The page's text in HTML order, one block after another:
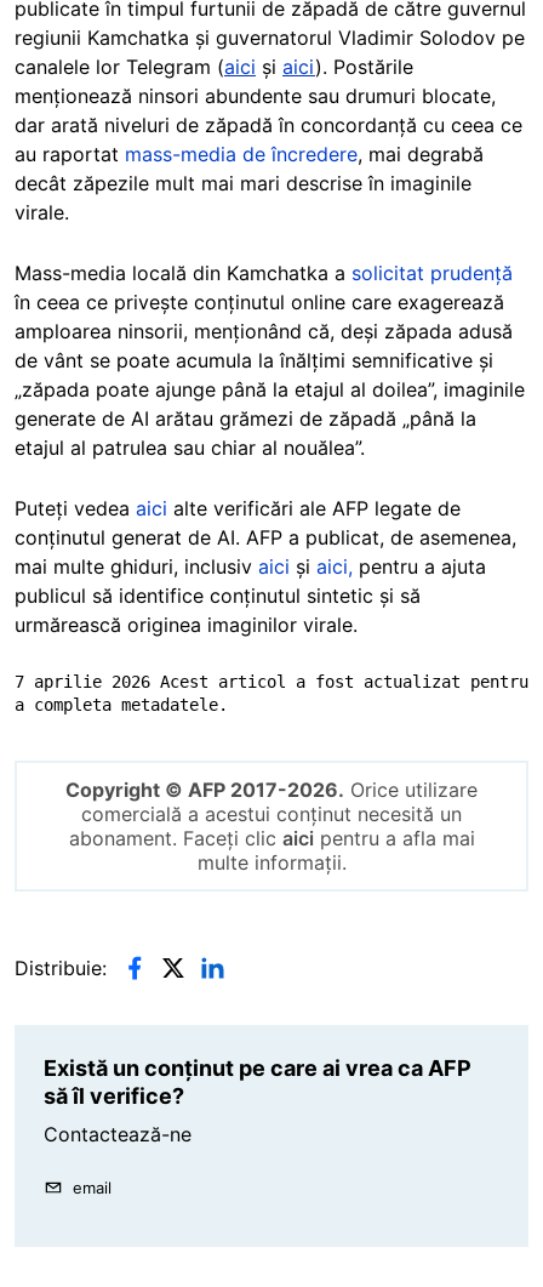
publicate în timpul furtunii de zăpadă de către guvernul
regiunii Kamchatka și guvernatorul Vladimir Solodov pe
canalele lor Telegram (aici și aici). Postările
menționează ninsori abundente sau drumuri blocate,
dar arată niveluri de zăpadă în concordanță cu ceea ce
au raportat mass-media de încredere, mai degrabă
decât zăpezile mult mai mari descrise în imaginile
virale.
Mass-media locală din Kamchatka a solicitat prudență
în ceea ce privește conținutul online care exagerează
amploarea ninsorii, menționând că, deși zăpada adusă
de vânt se poate acumula la înălțimi semnificative și
„zăpada poate ajunge până la etajul al doilea”, imaginile
generate de AI arătau grămezi de zăpadă „până la
etajul al patrulea sau chiar al nouălea”.
Puteți vedea aici alte verificări ale AFP legate de
conținutul generat de AI. AFP a publicat, de asemenea,
mai multe ghiduri, inclusiv aici și aici, pentru a ajuta
publicul să identifice conținutul sintetic și să
urmărească originea imaginilor virale.
7 aprilie 2026 Acest articol a fost actualizat pentru
a completa metadatele.
Copyright © AFP 2017-2026. Orice utilizare
comercială a acestui conținut necesită un
abonament. Faceți clic aici pentru a afla mai
multe informații.
Distribuie:
Există un conținut pe care ai vrea ca AFP
să îl verifice?
Contactează-ne
email